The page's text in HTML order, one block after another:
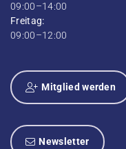
09:00–14:00
Freitag:
09:00–12:00
Mitglied werden
Newsletter